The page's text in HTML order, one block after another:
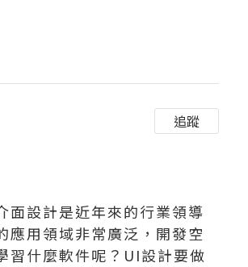
追蹤
面設計是近年來的行業領導
應用領域非常廣泛，開發空
習什麼軟件呢？UI設計要做